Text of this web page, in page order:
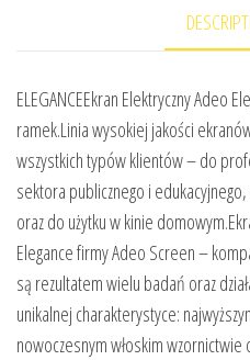
ELEGANCEEkran Elektryczny Adeo
ramek.Linia wysokiej jakości
wszystkich typów klientów – do
sektora publicznego i
oraz do użytku w kinie
Elegance firmy Adeo Screen –
są rezultatem wielu badań oraz
unikalnej charakterystyce:
nowoczesnym włoskim